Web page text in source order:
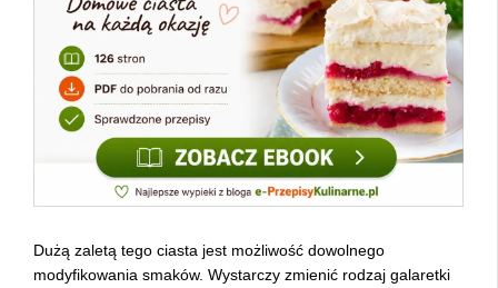
Dużą zaletą tego ciasta jest możliwość dowolnego
modyfikowania smaków. Wystarczy zmienić rodzaj galaretki